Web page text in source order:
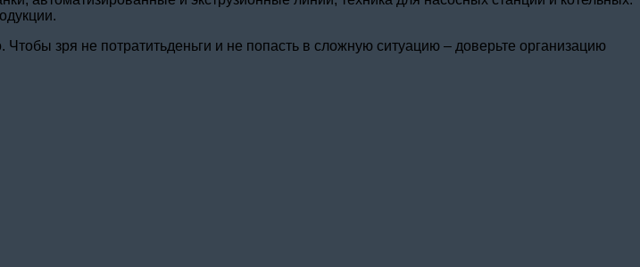
зря не потратитьденьги и не попасть в сложную ситуацию – доверьте организацию